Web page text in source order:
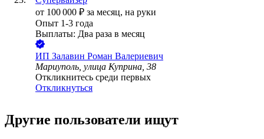
от 100 000 ₽ за месяц, на руки
Опыт 1-3 года
Выплаты: Два раза в месяц
ИП Залавин Роман Валериевич
Мариуполь, улица Куприна, 38
Откликнитесь среди первых
Откликнуться
Другие пользователи ищут